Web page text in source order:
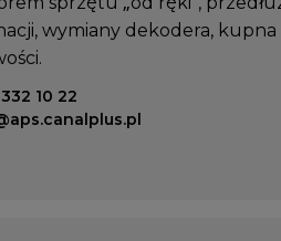
wymiany dekodera,
kontaktowy:
10 22